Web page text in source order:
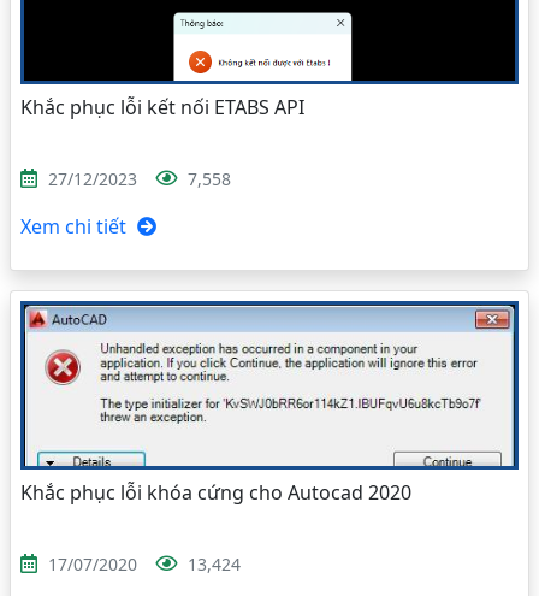
Khắc phục lỗi kết nối ETABS API
27/12/2023 7,558
Xem chi tiết
Khắc phục lỗi khóa cứng cho Autocad 2020
17/07/2020 13,424